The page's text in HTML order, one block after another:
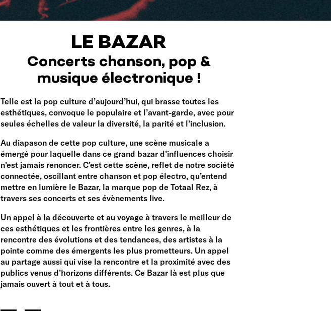
LE BAZAR
Concerts chanson, pop &
musique électronique !
Telle est la pop culture d’aujourd’hui, qui brasse toutes les
esthétiques, convoque le populaire et l’avant-garde, avec pour
seules échelles de valeur la diversité, la parité et l’inclusion.
Au diapason de cette pop culture, une scène musicale a
émergé pour laquelle dans ce grand bazar d’influences choisir
n’est jamais renoncer. C’est cette scène, reflet de notre société
connectée, oscillant entre chanson et pop électro, qu’entend
mettre en lumière le Bazar, la marque pop de Totaal Rez, à
travers ses concerts et ses évènements live.
Un appel à la découverte et au voyage à travers le meilleur de
ces esthétiques et les frontières entre les genres, à la
rencontre des évolutions et des tendances, des artistes à la
pointe comme des émergents les plus prometteurs. Un appel
au partage aussi qui vise la rencontre et la proximité avec des
publics venus d’horizons différents. Ce Bazar là est plus que
jamais ouvert à tout et à tous.